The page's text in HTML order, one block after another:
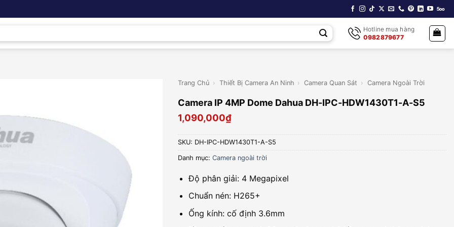
Hotline mua hàng
0982879677
Trang Chủ › Thiết Bị Camera An Ninh › Camera Quan Sát › Camera Ngoài Trời
Camera IP 4MP Dome Dahua DH-IPC-HDW1430T1-A-S5
1,090,000₫
SKU: DH-IPC-HDW1430T1-A-S5
Danh mục: Camera ngoài trời
Độ phân giải: 4 Megapixel
Chuẩn nén: H265+
Ống kính: cố định 3.6mm